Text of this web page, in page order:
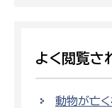
よく閲覧さ
動物が亡